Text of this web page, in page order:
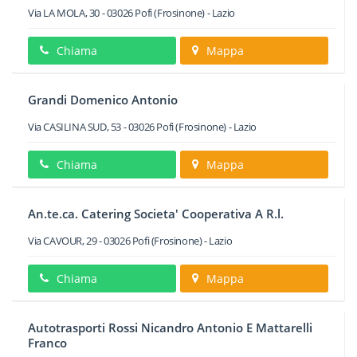
Via LA MOLA, 30-03026Pofi(Frosinone) -Lazio
Chiama Mappa
Grandi Domenico Antonio
Via CASILINA SUD, 53-03026Pofi(Frosinone) -Lazio
Chiama Mappa
An.te.ca. Catering Societa' Cooperativa A R.l.
Via CAVOUR, 29-03026 Pofi(Frosinone) -Lazio
Chiama Mappa
Autotrasporti Rossi Nicandro Antonio E Mattarelli
Franco